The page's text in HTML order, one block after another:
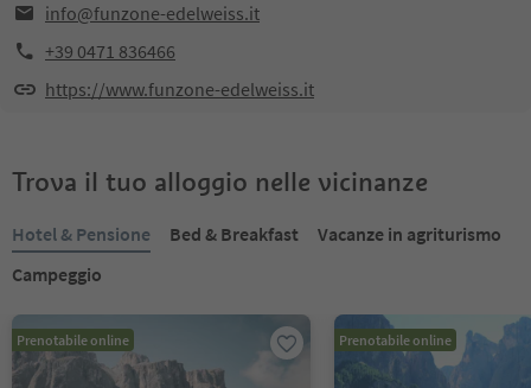
info@funzone-edelweiss.it
+39 0471 836466
https://www.funzone-edelweiss.it
Trova il tuo alloggio nelle vicinanze
Hotel & Pensione Bed & Breakfast
Vacanze in agriturismo
Campeggio
Prenotabile online Prenotabile online